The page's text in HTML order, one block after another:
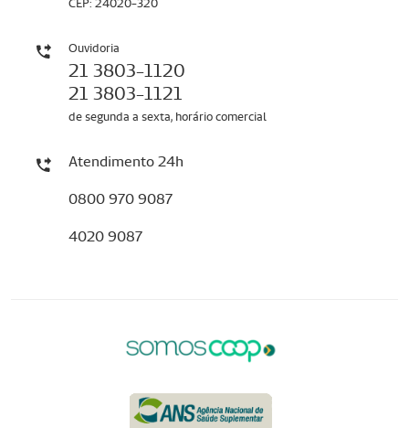
CEP: 24020-320
Ouvidoria
21 3803-1120
21 3803-1121
de segunda a sexta, horário comercial
Atendimento 24h
0800 970 9087
4020 9087